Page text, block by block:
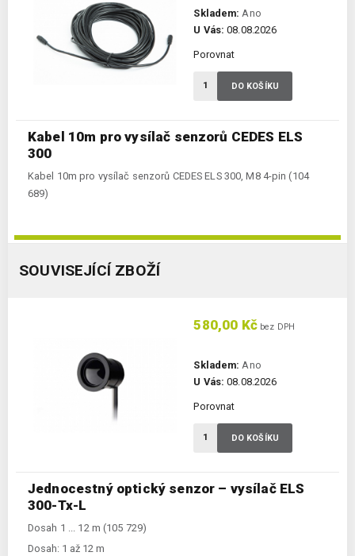
Kabel 10m pro vysílač senzorů CEDES ELS
300
Kabel 10m pro vysílač senzorů CEDES ELS 300, M8 4-pin (104
689)
Skladem: Ano
U Vás: 08.08.2026
Porovnat
DO KOŠÍKU
SOUVISEJÍCÍ ZBOŽÍ
Jednocestný optický senzor – vysílač ELS
300-Tx-L
Dosah 1 ... 12 m (105 729)
Dosah: 1 až 12 m
580,00 Kč bez DPH
Skladem: Ano
U Vás: 08.08.2026
Porovnat
DO KOŠÍKU